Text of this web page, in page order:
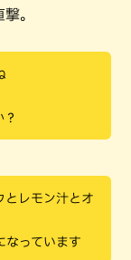
。
とレモン汁とオ
なっています